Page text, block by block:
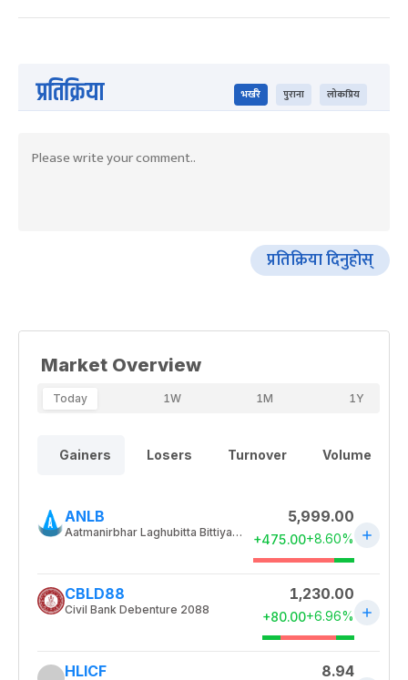
प्रतिक्रिया भर्खरै पुराना लोकप्रिय
प्रतिक्रिया दिनुहोस्